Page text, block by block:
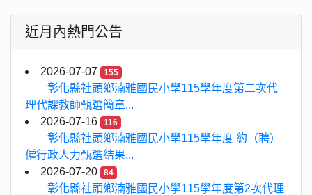
近月內熱門公告
2026-07-07 155
彰化縣社頭鄉湳雅國民小學115學年度第二次代
理代課教師甄選簡章...
2026-07-16
116
彰化縣社頭鄉湳雅國民小學115學年度 約（聘）
僱行政人力甄選結果...
2026-07-20
84
彰化縣社頭鄉湳雅國民小學115學年度第2次代理